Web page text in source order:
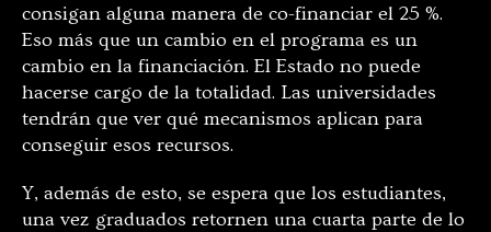
consigan alguna manera de co-financiar el 25 %.
Eso más que un cambio en el programa es un
cambio en la financiación. El Estado no puede
hacerse cargo de la totalidad. Las universidades
tendrán que ver qué mecanismos aplican para
conseguir esos recursos.
Y, además de esto, se espera que los estudiantes,
una vez graduados retornen una cuarta parte de lo